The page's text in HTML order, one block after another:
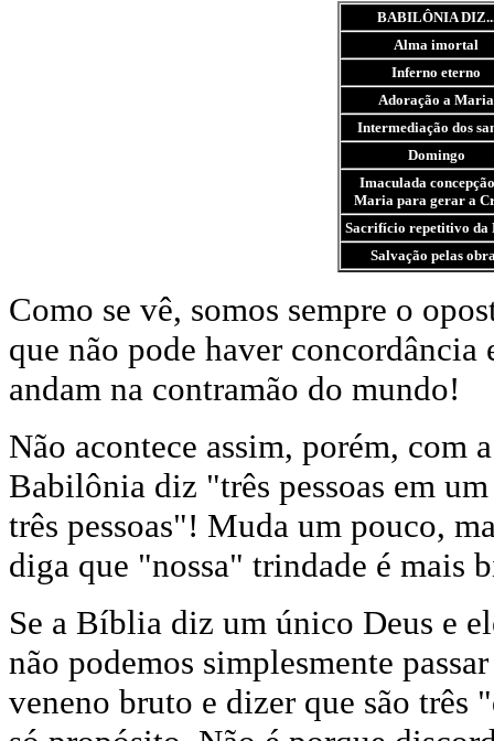
BABILÔNIA
Alma imortal
Inferno eterno
Adoração a Maria
Intermediação dos
Domingo
Imaculada
Maria para gerar a
Sacrifício repetitivo da
Salvação pelas
Como se vê, somos sempre o
que não pode haver
andam na contramão do mundo!
Não acontece assim, porém, com
Babilônia diz "três pessoas em
três pessoas"! Muda um pouco,
diga que "nossa" trindade é mais
Se a Bíblia diz um único Deus e
não podemos simplesmente
veneno bruto e dizer que são três